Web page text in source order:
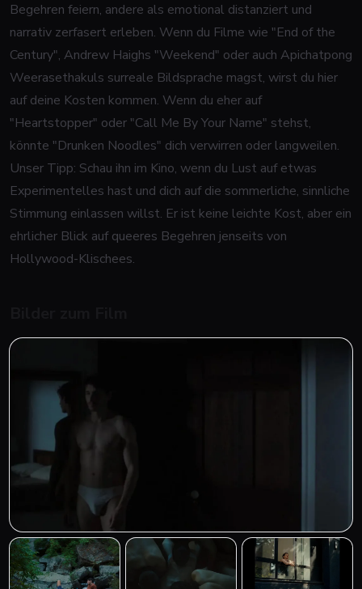
Begehren feiern, andere als emotional distanziert und
narrativ zerfasert erleben. Wenn du Filme wie "End of the
Century", Andrew Haighs "Weekend" oder auch Apichatpong
Weerasethakuls surreale Bildsprache magst, wirst du hier
auf deine Kosten kommen. Wenn du eher auf
"Heartstopper" oder "Call Me By Your Name" stehst,
könnte "Drunken Noodles" dich verwirren oder langweilen.
Unser Tipp: Schau ihn im Kino, wenn du Lust auf etwas
Experimentelles hast und dich auf die sommerliche, sinnliche
Stimmung einlassen willst. Er ist keine leichte Kost, aber ein
ehrlicher Blick auf queeres Begehren jenseits von
Hollywood-Klischees.